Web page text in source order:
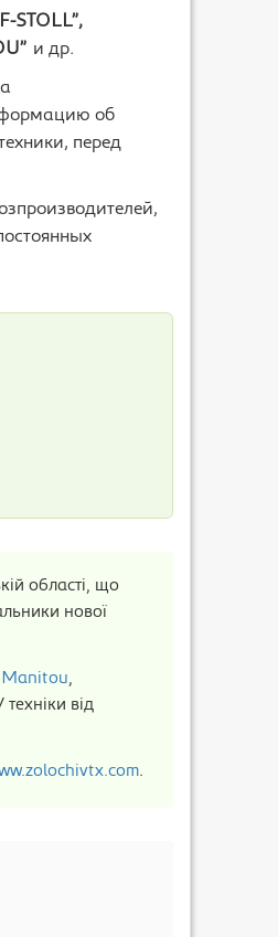
STOLL”,
и др.
об
перед
області, що
нової
Manitou,
від
.